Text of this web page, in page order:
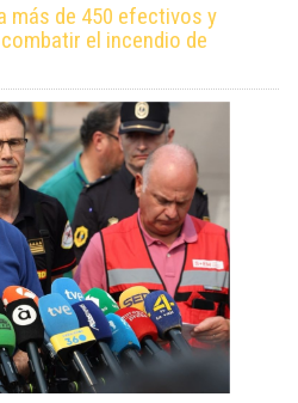
más de 450 efectivos y
el incendio de